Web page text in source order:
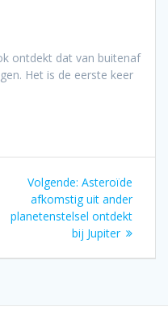
ontdekt dat van buitenaf
Het is de eerste keer
Volgende: Volgend
bericht:
Asteroïde
afkomstig uit ander
planetenstelsel ontdekt
bij Jupiter